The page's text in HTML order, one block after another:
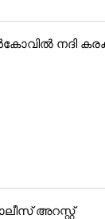
നദി
അറസ്റ്റ്